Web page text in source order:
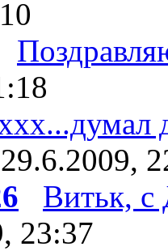
29.6.2009,
Витьк,
23:37